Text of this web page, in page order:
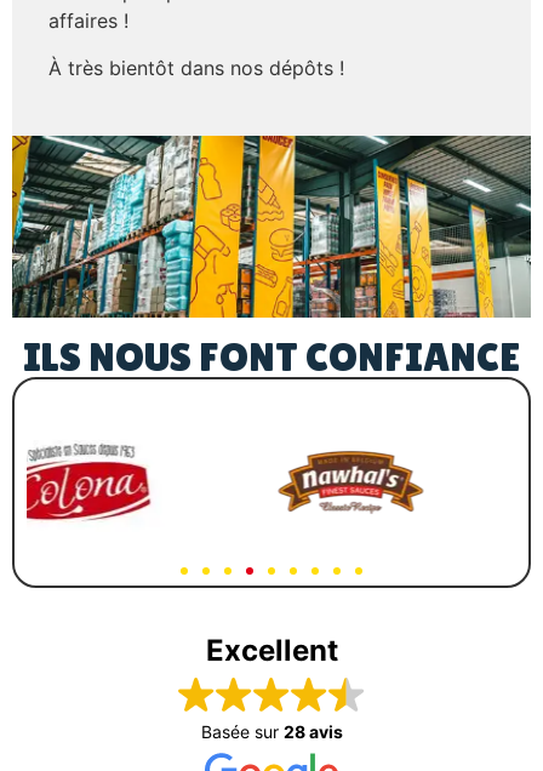
affaires !
À très bientôt dans nos dépôts !
ILS NOUS FONT CONFIANCE
Excellent
Basée sur 28 avis